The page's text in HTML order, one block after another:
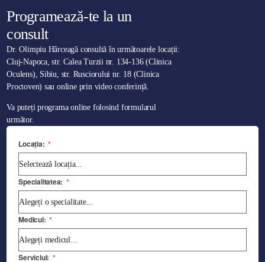
Programează-te la un
consult
Dr. Olimpiu Hârceagă consultă în următoarele locații:
Cluj-Napoca, str. Calea Turzii nr. 134-136 (Clinica
Oculens), Sibiu, str. Rusciorului nr. 18 (Clinica
Proctoven) sau online prin video conferință.
Va puteți programa online folosind formularul
următor.
Locația: *
Specialitatea: *
Medicul: *
Serviciul: *